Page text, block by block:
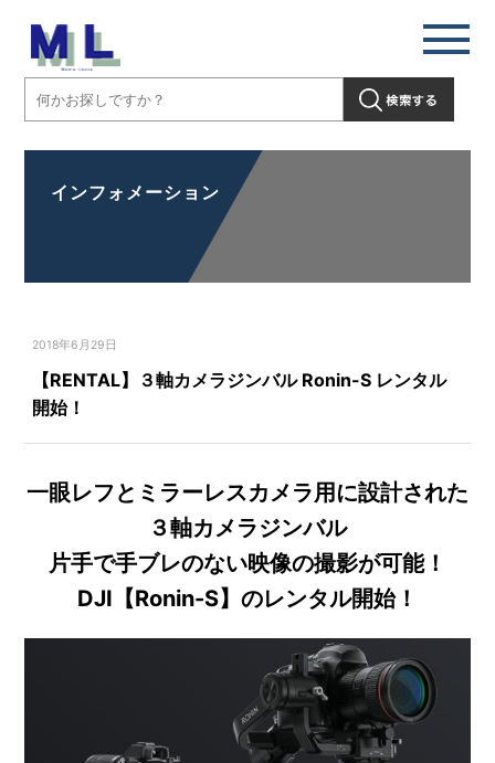
インフォメーション
2018年6月29日
【RENTAL】３軸カメラジンバル Ronin-S レンタル
開始！
一眼レフとミラーレスカメラ用に設計された
３軸カメラジンバル
片手で手ブレのない映像の撮影が可能！
DJI【Ronin-S】のレンタル開始！